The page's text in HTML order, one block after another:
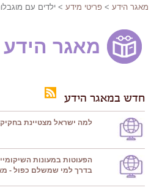
מאגר הידע > פריטי מידע > ילדים עם
מאגר הידע
חדש במאגר הידע
למה ישראל מצטיינת
הפעוטות במעונות
בדרך למי שמשלם כפול -